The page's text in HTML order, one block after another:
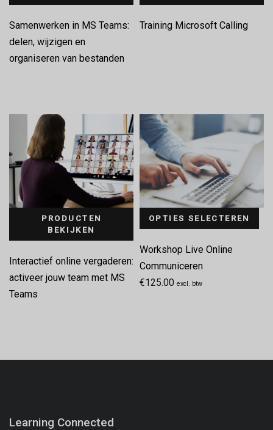
Samenwerken in MS Teams:
delen, wijzigen en
organiseren van bestanden
Training Microsoft Calling
PRODUCTEN
BEKIJKEN
Interactief online vergaderen:
activeer jouw team met MS
Teams
OPTIES SELECTEREN
Workshop Live Online
Communiceren
€125.00 excl. btw
Learning Connected